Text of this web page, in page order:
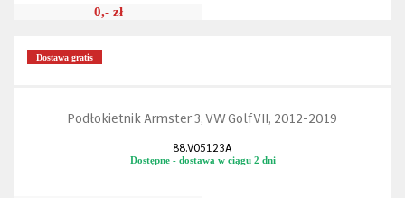
0,- zł
Dostawa gratis
Podłokietnik Armster 3, VW Golf VII, 2012-2019
88.V05123A
Dostępne - dostawa w ciągu 2 dni